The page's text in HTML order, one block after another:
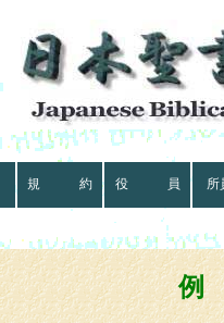
規 約 役 員 所
例